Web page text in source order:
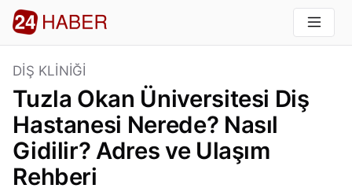
DIŞ KLINIĞI
Tuzla Okan Üniversitesi Diş
Hastanesi Nerede? Nasıl
Gidilir? Adres ve Ulaşım
Rehberi